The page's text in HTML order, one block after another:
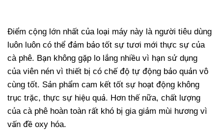
Điểm cộng lớn nhất của loại máy này là người tiêu dùng
luôn luôn có thể đảm bảo tốt sự tươi mới thực sự của
cà phê. Bạn không gặp lo lắng nhiều vì hạn sử dụng
của viên nén vì thiết bị có chế độ tự động bảo quản vô
cùng tốt. Sản phẩm cam kết tốt sự hoạt động không
trục trặc, thực sự hiệu quả. Hơn thế nữa, chất lượng
của cà phê hoàn toàn rất khó bị gia giảm mùi hương vì
vấn đề oxy hóa.